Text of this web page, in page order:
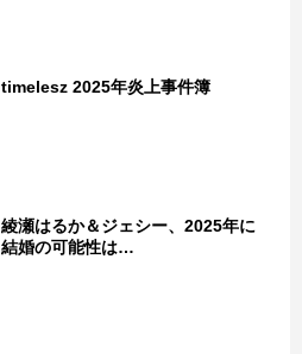
timelesz 2025年炎上事件簿
綾瀬はるか＆ジェシー、2025年に
結婚の可能性は…